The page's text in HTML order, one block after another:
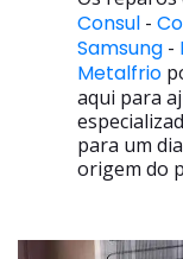
Consul -
Samsung -
Metalfrio
aqui para
para um
origem do